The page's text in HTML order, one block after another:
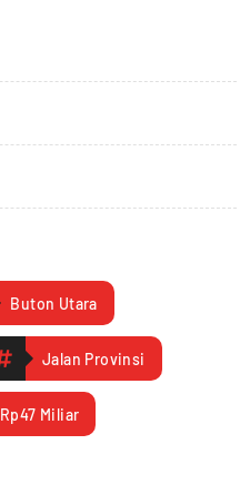
Buton Utara
Jalan Provinsi
Rp47 Miliar